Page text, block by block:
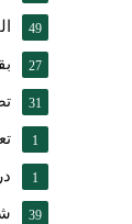
49
27
31
1
1
39